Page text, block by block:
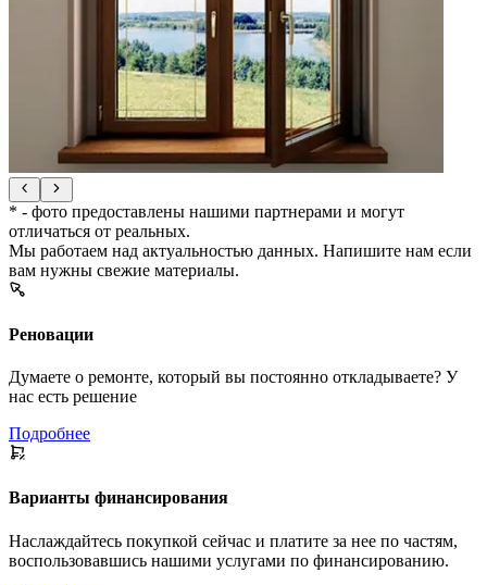
* - фото предоставлены нашими партнерами и могут
отличаться от реальных.
Мы работаем над актуальностью данных. Напишите нам если
вам нужны свежие материалы.
Реновации
Думаете о ремонте, который вы постоянно откладываете? У
нас есть решение
Подробнее
Варианты финансирования
Наслаждайтесь покупкой сейчас и платите за нее по частям,
воспользовавшись нашими услугами по финансированию.